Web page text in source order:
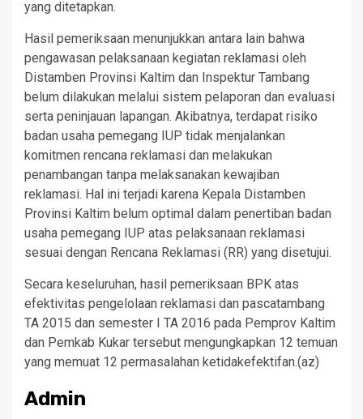
yang ditetapkan.
Hasil pemeriksaan menunjukkan antara lain bahwa
pengawasan pelaksanaan kegiatan reklamasi oleh
Distamben Provinsi Kaltim dan Inspektur Tambang
belum dilakukan melalui sistem pelaporan dan evaluasi
serta peninjauan lapangan. Akibatnya, terdapat risiko
badan usaha pemegang IUP tidak menjalankan
komitmen rencana reklamasi dan melakukan
penambangan tanpa melaksanakan kewajiban
reklamasi. Hal ini terjadi karena Kepala Distamben
Provinsi Kaltim belum optimal dalam penertiban badan
usaha pemegang IUP atas pelaksanaan reklamasi
sesuai dengan Rencana Reklamasi (RR) yang disetujui.
Secara keseluruhan, hasil pemeriksaan BPK atas
efektivitas pengelolaan reklamasi dan pascatambang
TA 2015 dan semester I TA 2016 pada Pemprov Kaltim
dan Pemkab Kukar tersebut mengungkapkan 12 temuan
yang memuat 12 permasalahan ketidakefektifan.(az)
Admin